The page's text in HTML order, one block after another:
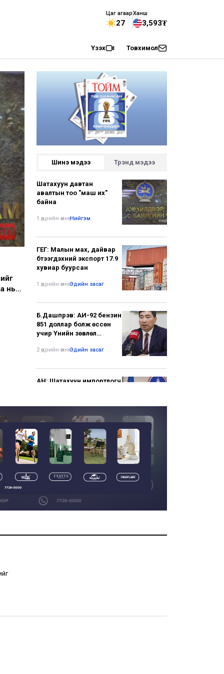
Цаг агаар
27
Ханш
3,593₮
Үзэх Товхимол
нь
Шинэ мэдээ Трэнд мэдээ
Шатахуун давтан
авалтын тоо "маш их"
байна
1 өдрийн өмнө•Нийгэм
ГЕГ: Малын мах, дайвар
бүтээгдэхүүний экспорт 17.9
хувиар буурсан
1 өдрийн өмнө•Эдийн засаг
Б.Дашпүрэв: АИ-92 бензин
851 доллар болж өссөн
учир Үнийн зөвлөл
2 өдрийн өмнө•Эдийн засаг
АН: Шатахуун импортлогч
мэдээлж байгаа нь буруу
Улс төр
Шатахуун импортлогч
ААН-ийн дансыг
битүүмжлэхгүй
2 өдрийн өмнө•Эдийн засаг
Нийлүүлэлтийн шалтгаант